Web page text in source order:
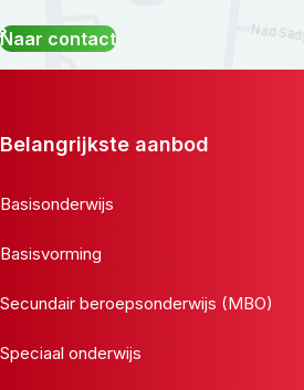
Naar contact
Belangrijkste aanbod
Basisonderwijs
Basisvorming
Secundair beroepsonderwijs (MBO)
Speciaal onderwijs